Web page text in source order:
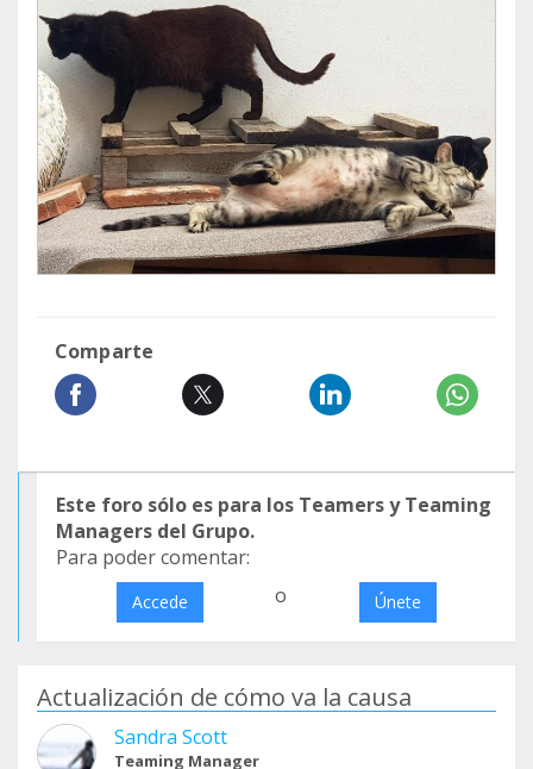
Comparte
Este foro sólo es para los Teamers y Teaming
Managers del Grupo.
Para poder comentar:
Accede o Únete
Actualización de cómo va la causa
Sandra Scott
Teaming Manager